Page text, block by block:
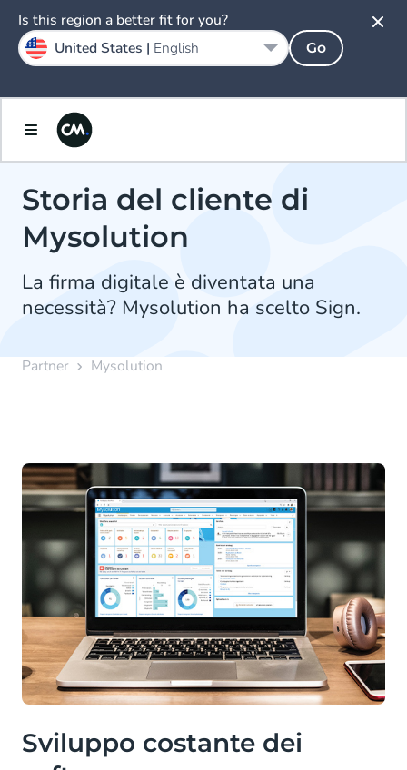
Storia del cliente di
Mysolution
La firma digitale è diventata una
necessità? Mysolution ha scelto Sign.
Partner Mysolution
Sviluppo costante dei
Is this region a better fit for you?
United States | English Go